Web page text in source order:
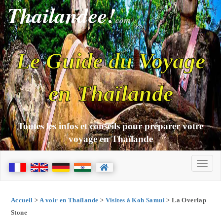
Thailandee!com
Le Guide du Voyage
en Thaïlande
Toutes les infos et conseils pour préparer votre
voyage en Thaïlande
Accueil > A voir en Thaïlande > Visites à Koh Samui > La Overlap
Stone